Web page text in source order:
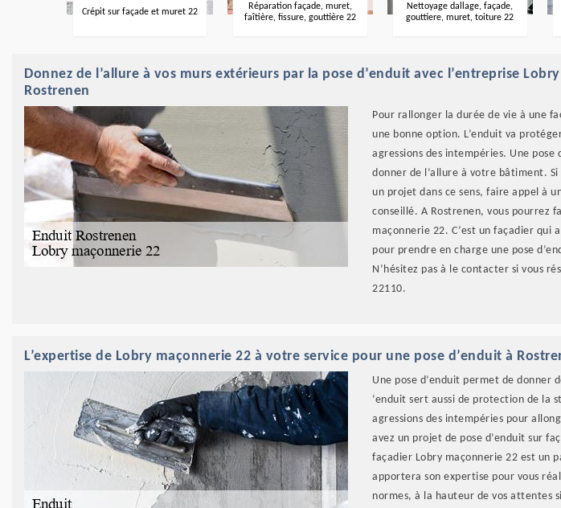
Crépit sur façade et muret 22
Réparation façade, muret,
faîtière, fissure, gouttière 22
Nettoyage dallage, façade,
gouttiere, muret, toiture 22
Donnez de l’allure à vos murs extérieurs par la pose d’enduit avec l’entreprise
Rostrenen
Pour rallonger la durée de vie à une
une bonne option. L’enduit va
agressions des intempéries. Une pose
donner de l’allure à votre bâtiment. Si
un projet dans ce sens, faire appel à
conseillé. A Rostrenen, vous pourrez
maçonnerie 22. C’est un façadier qui
pour prendre en charge une pose
N’hésitez pas à le contacter si vous
22110.
L’expertise de Lobry maçonnerie 22 à votre service pour une pose d’enduit à
Une pose d’enduit permet de donner
‘enduit sert aussi de protection de la
agressions des intempéries pour
avez un projet de pose d’enduit sur
façadier Lobry maçonnerie 22 est un
apportera son expertise pour vous
normes, à la hauteur de vos attentes